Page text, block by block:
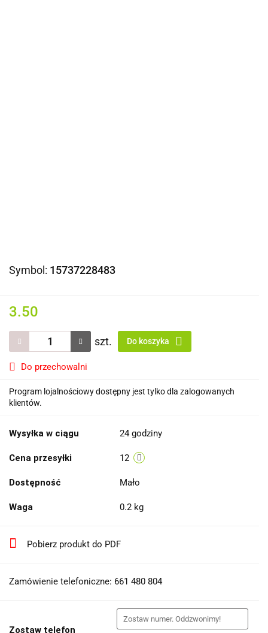
Symbol: 15737228483
3.50
szt. Do koszyka
Do przechowalni
Program lojalnościowy dostępny jest tylko dla zalogowanych
klientów.
Wysyłka w ciągu 24 godziny
Cena przesyłki 12
Dostępność Mało
Waga 0.2 kg
Pobierz produkt do PDF
Zamówienie telefoniczne: 661 480 804
Zostaw telefon